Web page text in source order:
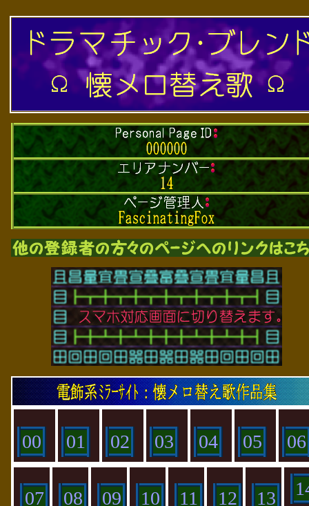
00 01 02 03 04 05 06
07 08 09 10 11 12 13